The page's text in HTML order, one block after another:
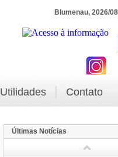
Blumenau, 2026/
Utilidades Contato
Últimas Notícias